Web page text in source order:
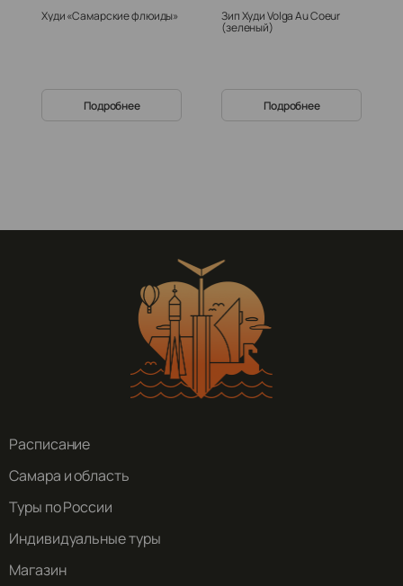
Худи «Самарские флюиды»
Подробнее
Зип Худи Volga Au Coeur
(зеленый)
Подробнее
Расписание
Самара и область
Туры по России
Индивидуальные туры
Магазин